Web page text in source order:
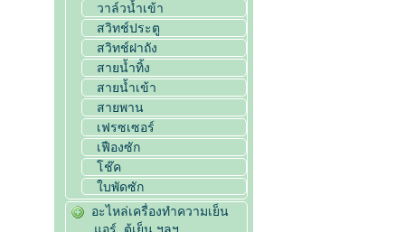
วาล์วน้ำเข้า
สวิทช์ประตู
สวิทช์ฝาถัง
สายน้ำทิ้ง
สายน้ำเข้า
สายพาน
เฟรซเซอร์
เฟืองซัก
โช๊ค
ใบพัดซัก
อะไหล่เครื่องทำความเย็น